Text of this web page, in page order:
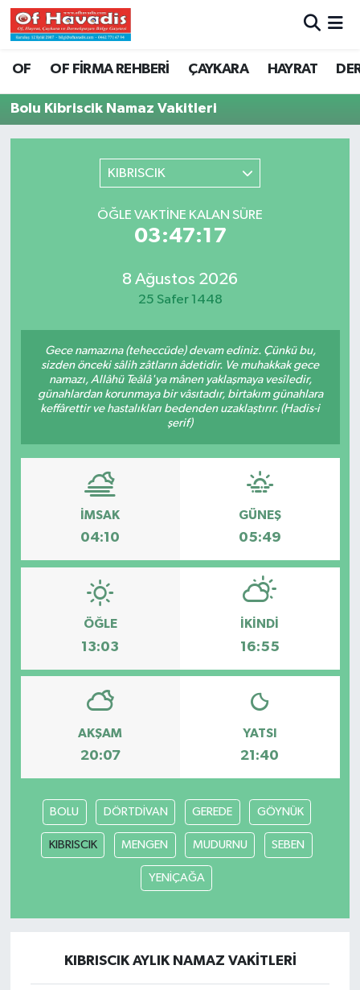
OF OF FİRMA REHBERİ ÇAYKARA HAYRAT
Bolu Kibriscik Namaz Vakitleri
KIBRISCIK
ÖĞLE VAKTINE KALAN SÜRE
03:47:17
8 Ağustos 2026
25 Safer 1448
Gece namazına (teheccüde) devam ediniz. Çünkü bu,
sizden önceki sâlih zâtların âdetidir. Ve muhakkak gece
namazı, Allâhü Teâlâ'ya mânen yaklaşmaya vesîledir,
günahlardan korunmaya bir vâsıtadır, birtakım günahlara
keffârettir ve hastalıkları bedenden uzaklaştırır. (Hadis-i
şerif)
İMSAK
04:10
GÜNEŞ
05:49
ÖĞLE
13:03
İKINDI
16:55
AKŞAM
20:07
YATSI
21:40
BOLU DÖRTDİVAN GEREDE GÖYNÜK
KIBRISCIK MENGEN MUDURNU SEBEN
YENİÇAĞA
KIBRISCIK AYLIK NAMAZ VAKITLERI
Trabzon Nöbetçi Eczaneler
Trabzon Hava Durumu
Trabzon Namaz Vakitleri
Trabzon Trafik Yoğunluk Haritası
Süper Lig Puan Durumu ve Fikstür
Son Dakika Haberleri
Haber Arşivi